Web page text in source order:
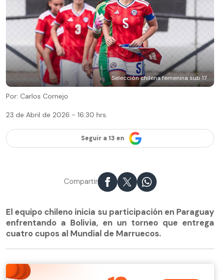
Selección chilena femenina sub 17
Por: Carlos Cornejo
23 de Abril de 2026 - 16:30 hrs.
Seguir a 13 en
Compartir
El equipo chileno inicia su participación en Paraguay
enfrentando a Bolivia, en un torneo que entrega
cuatro cupos al Mundial de Marruecos.